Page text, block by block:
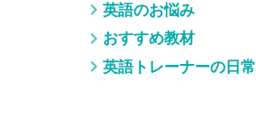
英語のお悩み
おすすめ教材
英語トレーナーの日常